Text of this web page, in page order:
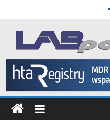
to
content
Labportal
Laboratoria
Aparatura
Badania